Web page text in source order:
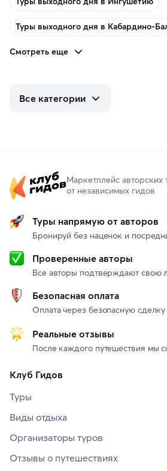
Туры выходного дня в Кабардино-
Смотреть еще
Все категории
Маркетплейс авторских
от независимых гидов
Туры напрямую от авторов
Бронируй без наценок и
Проверенные авторы
Все авторы подтверждают свою
Безопасная оплата
Оплата через безопасную сделку
Реальные отзывы
После каждого путешествия мы
Клуб Гидов
Туры
Виды отдыха
Организаторы туров
Отзывы о путешествиях